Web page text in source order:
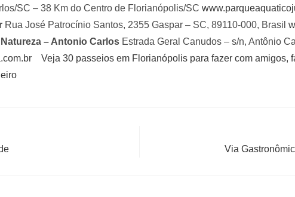
SC – 38 Km do Centro de Florianópolis/SC
Rua José Patrocínio Santos, 2355 Gaspar – SC, 89110-000, Brasil
– Antonio Carlos Estrada Geral Canudos – s/n, Antônio
Veja 30 passeios em Florianópolis para fazer com amigos,
Via